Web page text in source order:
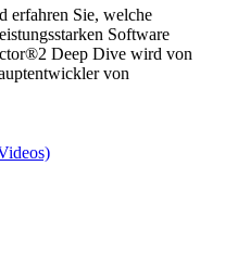
erfahren Sie, welche
Software
Deep Dive wird von
von